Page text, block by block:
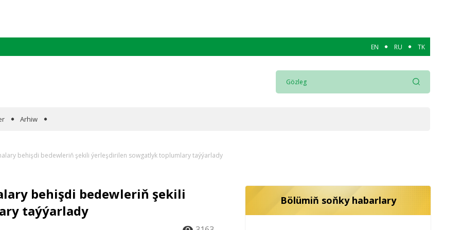
EN RU TK
Arhiw
behişdi bedewleriň şekili ýerleşdirilen sowgatlyk toplumlary taýýarlady
behişdi bedewleriň şekili
taýýarlady
Bölümiň soňky habarlary